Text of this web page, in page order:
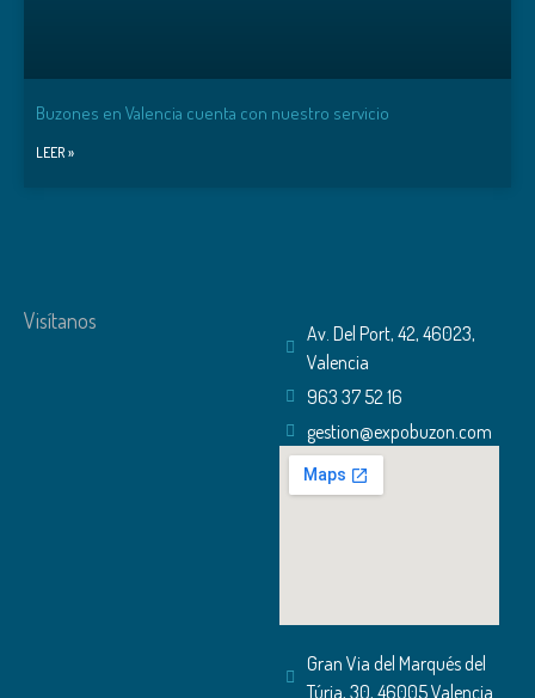
Buzones en Valencia cuenta con nuestro servicio
LEER »
Visítanos
Av. Del Port, 42, 46023,
Valencia
963 37 52 16
gestion@expobuzon.com
Gran Via del Marqués del
Túria, 30, 46005 Valencia